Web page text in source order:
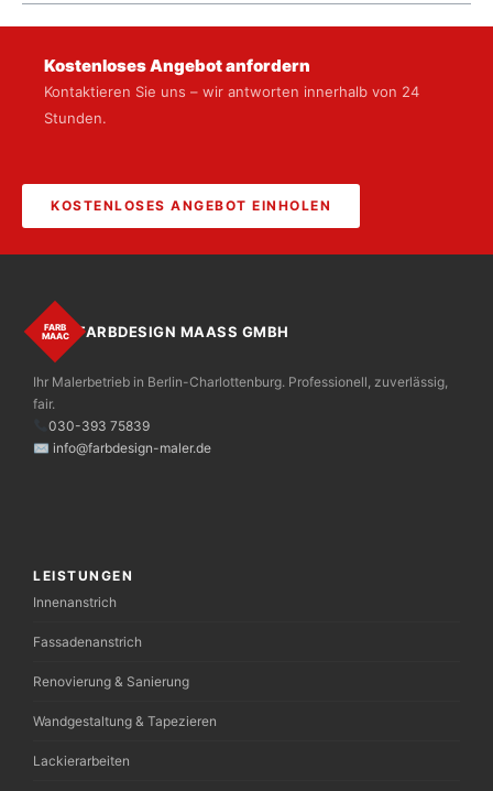
Kostenloses Angebot anfordern
Kontaktieren Sie uns – wir antworten innerhalb von 24
Stunden.
KOSTENLOSES ANGEBOT EINHOLEN
FARB
MAAС
FARBDESIGN MAASS GMBH
Ihr Malerbetrieb in Berlin-Charlottenburg. Professionell, zuverlässig,
fair.
030-393 75839
✉ info@farbdesign-maler.de
LEISTUNGEN
Innenanstrich
Fassadenanstrich
Renovierung & Sanierung
Wandgestaltung & Tapezieren
Lackierarbeiten